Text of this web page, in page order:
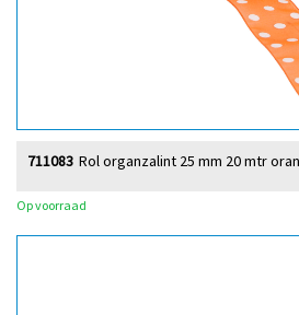
Rol organzalint 25 mm 20 mtr
711083
Op voorraad